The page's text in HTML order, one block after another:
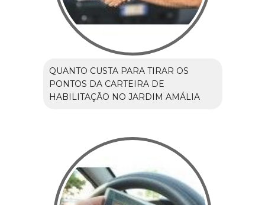
QUANTO CUSTA PARA TIRAR OS
PONTOS DA CARTEIRA DE
HABILITAÇÃO NO JARDIM AMÁLIA